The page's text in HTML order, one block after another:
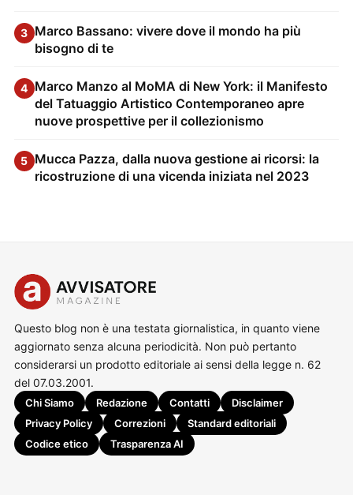
3 Marco Bassano: vivere dove il mondo ha più
bisogno di te
4 Marco Manzo al MoMA di New York: il Manifesto
del Tatuaggio Artistico Contemporaneo apre
nuove prospettive per il collezionismo
5 Mucca Pazza, dalla nuova gestione ai ricorsi: la
ricostruzione di una vicenda iniziata nel 2023
Questo blog non è una testata giornalistica, in quanto viene
aggiornato senza alcuna periodicità. Non può pertanto
considerarsi un prodotto editoriale ai sensi della legge n. 62
del 07.03.2001.
Chi Siamo Redazione Contatti
Disclaimer
Privacy Policy
Correzioni
Standard editoriali
Codice etico
Trasparenza AI